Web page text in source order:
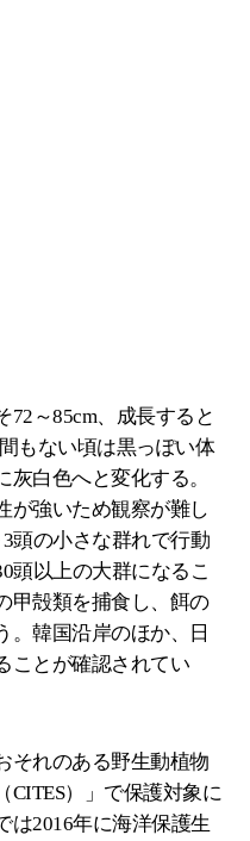
～85cm、成長すると
もない頃は黒っぽい体
白色へと変化する。
が強いため観察が難し
頭の小さな群れで行動
頭以上の大群になるこ
甲殻類を捕食し、餌の
。韓国沿岸のほか、日
ことが確認されてい
それのある野生動植物
CITES）」で保護対象に
は2016年に海洋保護生